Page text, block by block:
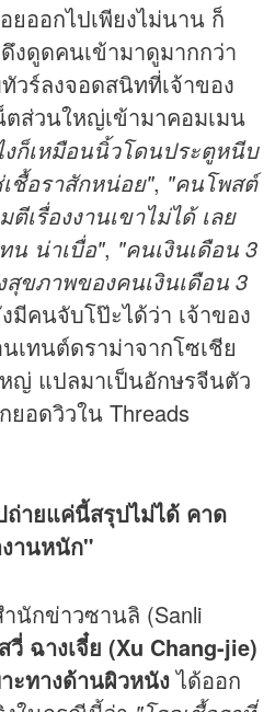
ออกไปเพียงไม่นาน ก็
งดูดคนเข้ามาดูมากกว่า
วร์ลงจอดสนิทที่เจ้าของ
ส่วนใหญ่เข้ามาคอมเมน
งก็เหมือนนิ้วโดนประตูหนีบ
ชื้อราสักหน่อย", "คนโพสต์
เรื่องงานเขาไม่ได้ เลย
น น่าเบื่อ", "คนเงินเดือน 3
ขภาพของคนเงินเดือน 3
คนจับโป๊ะได้ว่า เจ้าของ
เทนต์ดราม่าจากโซเชีย
ญ่ แปลมาเป็นอักษรจีนตัว
ยอดวิวใน Threads
ายแค่นี้สรุปไม่ได้ คาด
านหนัก"
นักข่าวซานลิ (Sanli
วี่ ฉางเจี๋ย (Xu Chang-jie)
ะทางด้านผิวหนังได้ออก